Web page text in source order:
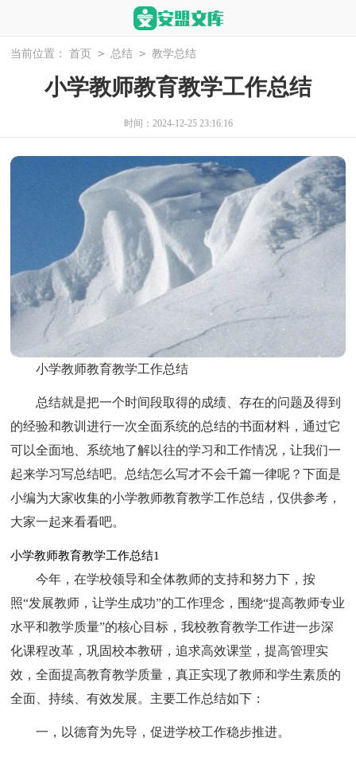
当前位置： 首页 > 总结 > 教学总结
小学教师教育教学工作总结
时间：2024-12-25 23:16:16
小学教师教育教学工作总结
总结就是把一个时间段取得的成绩、存在的问题及得到
的经验和教训进行一次全面系统的总结的书面材料，通过它
可以全面地、系统地了解以往的学习和工作情况，让我们一
起来学习写总结吧。总结怎么写才不会千篇一律呢？下面是
小编为大家收集的小学教师教育教学工作总结，仅供参考，
大家一起来看看吧。
小学教师教育教学工作总结1
今年，在学校领导和全体教师的支持和努力下，按
照“发展教师，让学生成功”的工作理念，围绕“提高教师专业
水平和教学质量”的核心目标，我校教育教学工作进一步深
化课程改革，巩固校本教研，追求高效课堂，提高管理实
效，全面提高教育教学质量，真正实现了教师和学生素质的
全面、持续、有效发展。主要工作总结如下：
一，以德育为先导，促进学校工作稳步推进。